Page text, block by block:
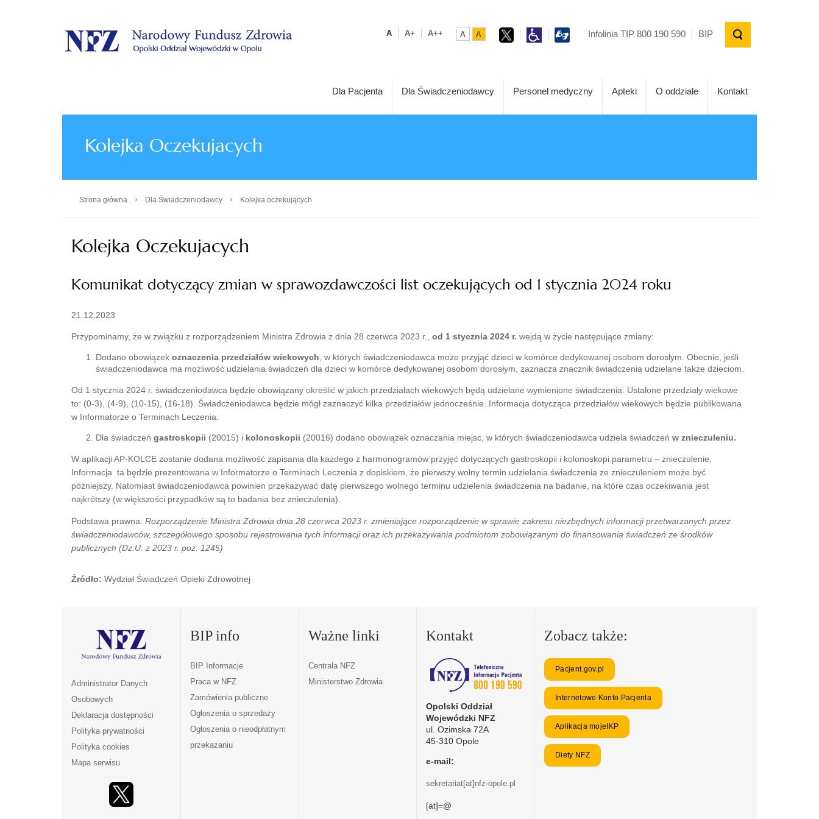
. A A+ A++ A A Infolinia TIP 800 190 590 BIP
Dla Pacjenta Dla Świadczeniodawcy Personel medyczny Apteki O oddziale Kontakt
Kolejka Oczekujacych
Strona główna › Dla Świadczeniodawcy › Kolejka oczekujących
Kolejka Oczekujacych
Komunikat dotyczący zmian w sprawozdawczości list oczekujących od 1 stycznia 2024 roku
21.12.2023
Przypominamy, że w związku z rozporządzeniem Ministra Zdrowia z dnia 28 czerwca 2023 r., od 1 stycznia 2024 r. wejdą w życie następujące zmiany:
Dodano obowiązek oznaczenia przedziałów wiekowych , w których świadczeniodawca może przyjąć dzieci w komórce dedykowanej osobom dorosłym. Obecnie, jeśli
świadczeniodawca ma możliwość udzielania świadczeń dla dzieci w komórce dedykowanej osobom dorosłym, zaznacza znacznik świadczenia udzielane także dzieciom.
Od 1 stycznia 2024 r. świadczeniodawca będzie obowiązany określić w jakich przedziałach wiekowych będą udzielane wymienione świadczenia. Ustalone przedziały wiekowe
to: (0-3), (4-9), (10-15), (16-18). Świadczeniodawca będzie mógł zaznaczyć kilka przedziałów jednocześnie. Informacja dotycząca przedziałów wiekowych będzie publikowana
w Informatorze o Terminach Leczenia.
Dla świadczeń gastroskopii (20015) i kolonoskopii (20016) dodano obowiązek oznaczania miejsc, w których świadczeniodawca udziela świadczeń w znieczuleniu.
W aplikacji AP-KOLCE zostanie dodana możliwość zapisania dla każdego z harmonogramów przyjęć dotyczących gastroskopii i kolonoskopi parametru – znieczulenie.
Informacja ta będzie prezentowana w Informatorze o Terminach Leczenia z dopiskiem, że pierwszy wolny termin udzielania świadczenia ze znieczuleniem może być
późniejszy. Natomiast świadczeniodawca powinien przekazywać datę pierwszego wolnego terminu udzielenia świadczenia na badanie, na które czas oczekiwania jest
najkrótszy (w większości przypadków są to badania bez znieczulenia).
Podstawa prawna: Rozporządzenie Ministra Zdrowia dnia 28 czerwca 2023 r. zmieniające rozporządzenie w sprawie zakresu niezbędnych informacji przetwarzanych przez
świadczeniodawców, szczegółowego sposobu rejestrowania tych informacji oraz ich przekazywania podmiotom zobowiązanym do finansowania świadczeń ze środków
publicznych (Dz.U. z 2023 r. poz. 1245)
Źródło: Wydział Świadczeń Opieki Zdrowotnej
Administrator Danych
Osobowych
Deklaracja dostępności
Polityka prywatności
Polityka cookies
Mapa serwisu
BIP info
BIP Informacje
Praca w NFZ
Zamówienia publiczne
Ogłoszenia o sprzedaży
Ogłoszenia o nieodpłatnym
przekazaniu
Ważne linki
Centrala NFZ
Ministerstwo Zdrowia
Kontakt
Opolski Oddział
Wojewódzki NFZ
ul. Ozimska 72A
45-310 Opole
e-mail:
sekretariat[at]nfz-opole.pl
[at]=@
Zobacz także:
Pacjent.gov.pl
Internetowe Konto Pacjenta
Aplikacja mojeIKP
Diety NFZ